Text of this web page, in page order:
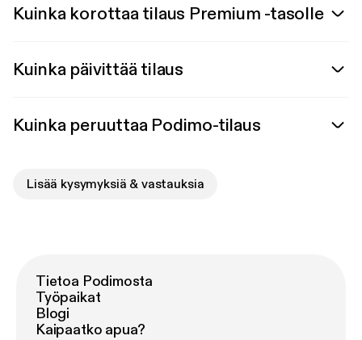
Kuinka korottaa tilaus Premium -tasolle
Kuinka päivittää tilaus
Kuinka peruuttaa Podimo-tilaus
Lisää kysymyksiä & vastauksia
Tietoa Podimosta
Työpaikat
Blogi
Kaipaatko apua?